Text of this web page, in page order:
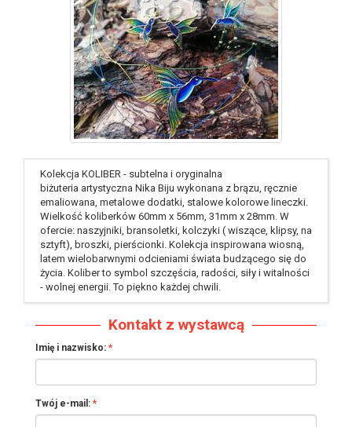
Kolekcja KOLIBER - subtelna i oryginalna
biżuteria artystyczna Nika Biju wykonana z brązu, ręcznie
emaliowana, metalowe dodatki, stalowe kolorowe lineczki.
Wielkość koliberków 60mm x 56mm, 31mm x 28mm. W
ofercie: naszyjniki, bransoletki, kolczyki ( wiszące, klipsy, na
sztyft), broszki, pierścionki. Kolekcja inspirowana wiosną,
latem wielobarwnymi odcieniami świata budzącego się do
życia. Koliber to symbol szczęścia, radości, siły i witalności
- wolnej energii. To piękno każdej chwili.
Kontakt z wystawcą
Imię i nazwisko:
Twój e-mail: